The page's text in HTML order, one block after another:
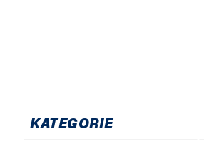
KATEGORIE